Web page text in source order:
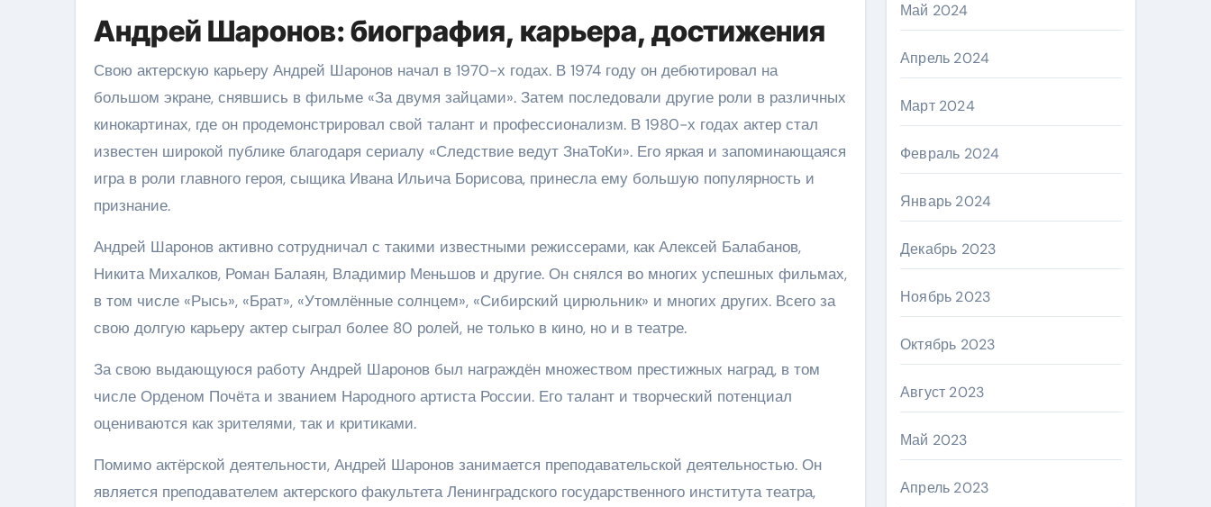
Андрей Шаронов: биография, карьера, достижения
Свою актерскую карьеру Андрей Шаронов начал в 1970-х годах. В 1974 году он дебютировал на
большом экране, снявшись в фильме «За двумя зайцами». Затем последовали другие роли в различных
кинокартинах, где он продемонстрировал свой талант и профессионализм. В 1980-х годах актер стал
известен широкой публике благодаря сериалу «Следствие ведут ЗнаТоКи». Его яркая и запоминающаяся
игра в роли главного героя, сыщика Ивана Ильича Борисова, принесла ему большую популярность и
признание.
Андрей Шаронов активно сотрудничал с такими известными режиссерами, как Алексей Балабанов,
Никита Михалков, Роман Балаян, Владимир Меньшов и другие. Он снялся во многих успешных фильмах,
в том числе «Рысь», «Брат», «Утомлённые солнцем», «Сибирский цирюльник» и многих других. Всего за
свою долгую карьеру актер сыграл более 80 ролей, не только в кино, но и в театре.
За свою выдающуюся работу Андрей Шаронов был награждён множеством престижных наград, в том
числе Орденом Почёта и званием Народного артиста России. Его талант и творческий потенциал
оцениваются как зрителями, так и критиками.
Помимо актёрской деятельности, Андрей Шаронов занимается преподавательской деятельностью. Он
является преподавателем актерского факультета Ленинградского государственного института театра,
Май 2024
Апрель 2024
Март 2024
Февраль 2024
Январь 2024
Декабрь 2023
Ноябрь 2023
Октябрь 2023
Август 2023
Май 2023
Апрель 2023